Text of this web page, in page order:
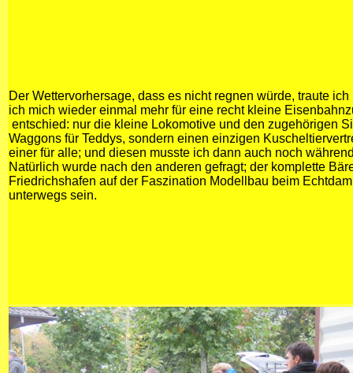
Der Wettervorhersage, dass es nicht regnen würde, traute
ich mich wieder einmal mehr für eine recht kleine
entschied: nur die kleine Lokomotive und den zugehörigen
Waggons für Teddys, sondern einen einzigen
einer für alle; und diesen musste ich dann auch noch
Natürlich wurde nach den anderen gefragt; der komplette
Friedrichshafen auf der Faszination Modellbau beim
unterwegs sein.